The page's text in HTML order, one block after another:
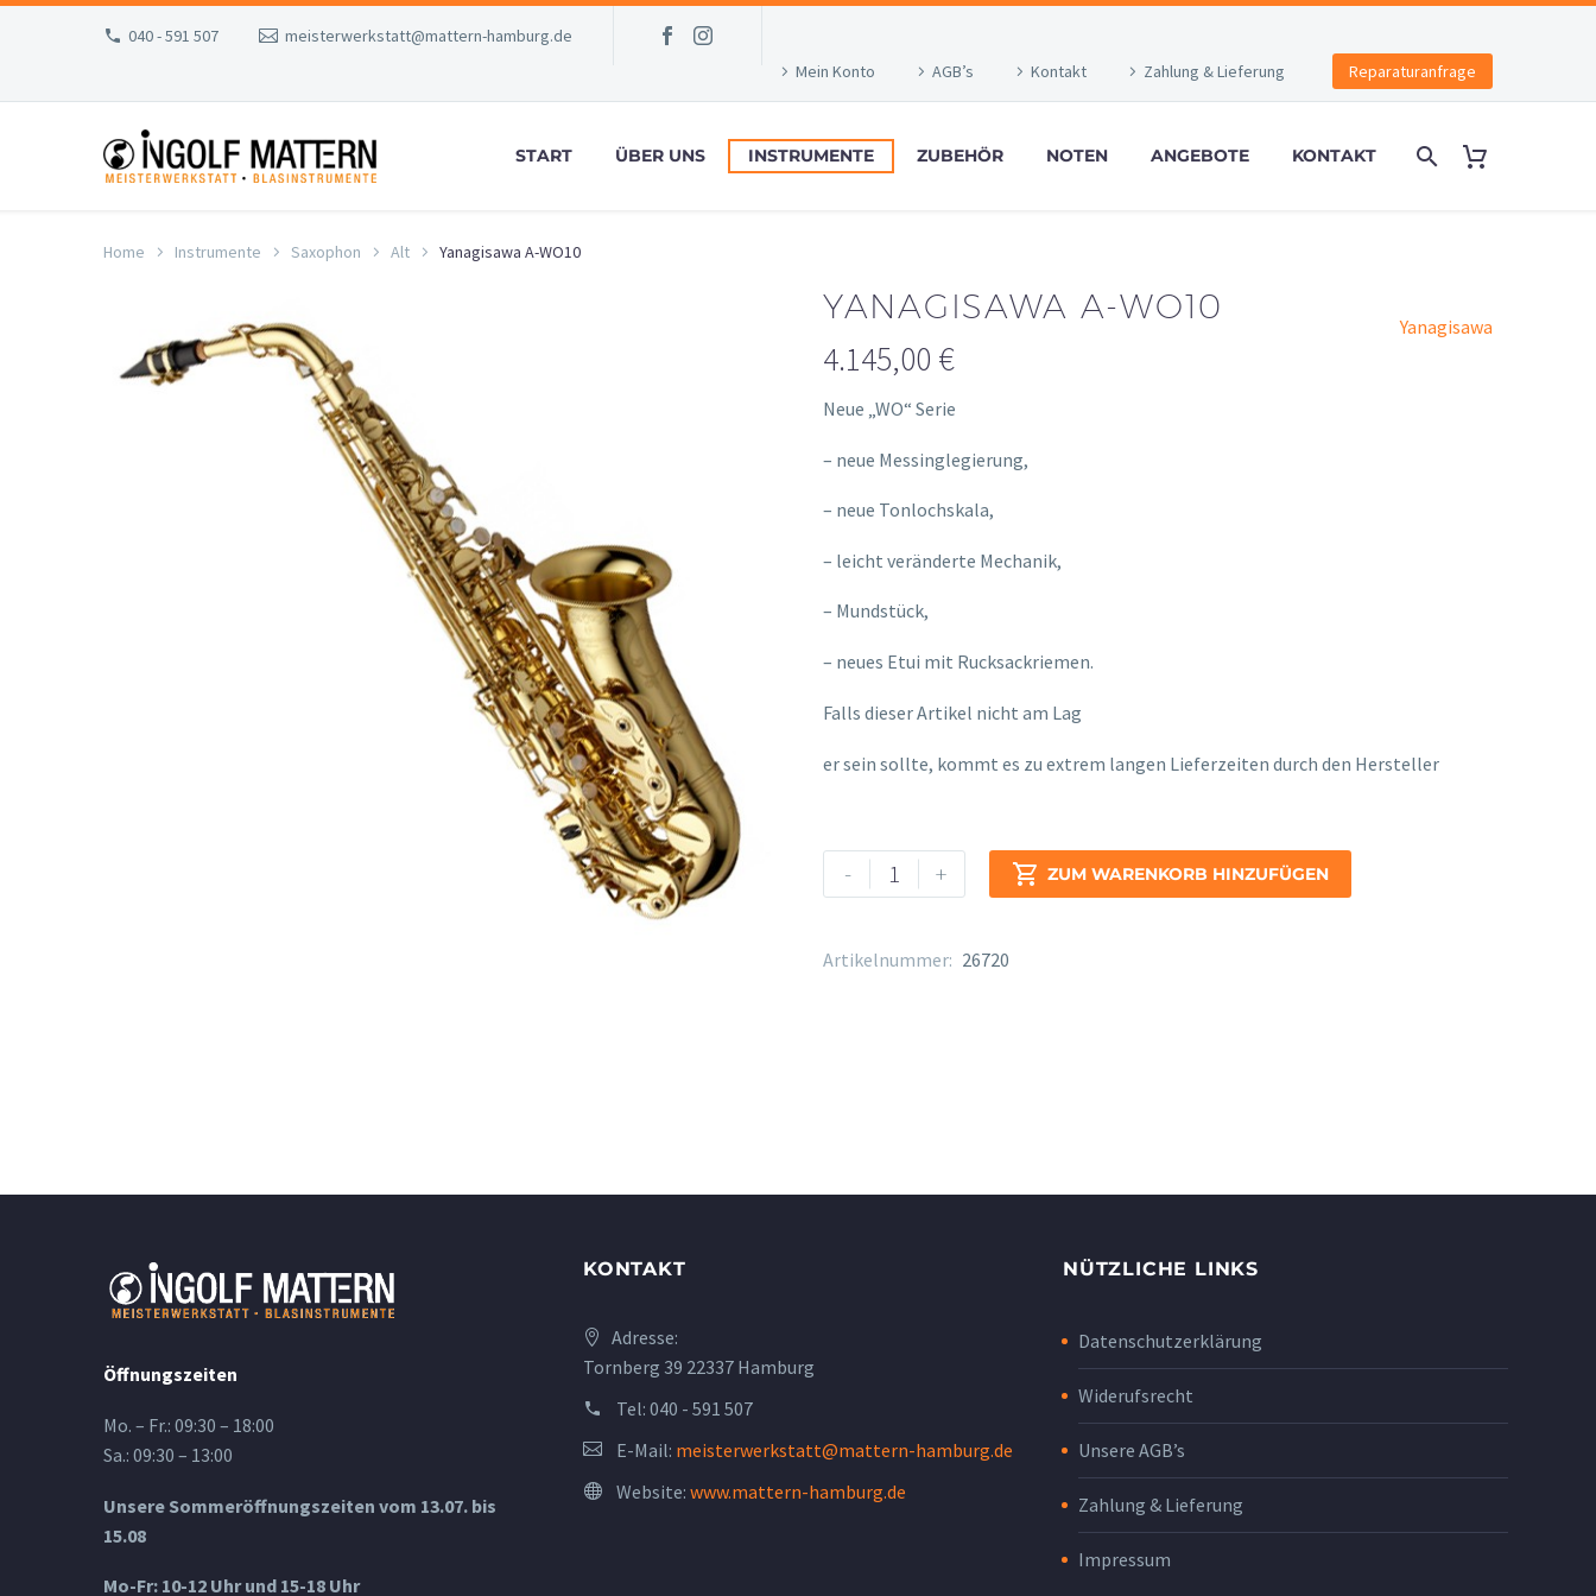
040 - 591 507
meisterwerkstatt@mattern-hamburg.de
Mein Konto
AGB’s Kontakt Zahlung & Lieferung Reparaturanfrage
START ÜBER UNS INSTRUMENTE ZUBEHÖR NOTEN ANGEBOTE KONTAKT
Home Instrumente Saxophon Alt Yanagisawa A-WO10
YANAGISAWA A-WO10
Yanagisawa
4.145,00 €
Neue „WO“ Serie
– neue Messinglegierung,
– neue Tonlochskala,
– leicht veränderte Mechanik,
– Mundstück,
– neues Etui mit Rucksackriemen.
Falls dieser Artikel nicht am Lag
osteopathe-nyon-cabinet-monney
er sein sollte, kommt es zu extrem langen Lieferzeiten durch den Hersteller
-
Yanagisawa
A-
Menge
+  ZUM WARENKORB HINZUFÜGEN
Alternative:
Artikelnummer: 26720
Öffnungszeiten
Mo. – Fr.: 09:30 – 18:00
Sa.: 09:30 – 13:00
Unsere Sommeröffnungszeiten vom 13.07. bis
15.08
Mo-Fr: 10-12 Uhr und 15-18 Uhr
KONTAKT
Adresse:
Tornberg 39 22337 Hamburg
Tel: 040 - 591 507
E-Mail: meisterwerkstatt@mattern-hamburg.de
Website: www.mattern-hamburg.de
NÜTZLICHE LINKS
Datenschutzerklärung
Widerufsrecht
Unsere AGB’s
Zahlung & Lieferung
Impressum